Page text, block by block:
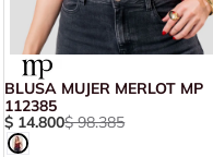
BLUSA MUJER MERLOT MP
112385
$ 14.800$ 98.385